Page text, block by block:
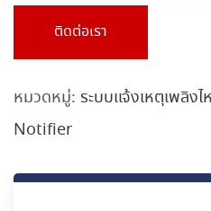
ติดต่อเรา
หมวดหมู่: ระบบแจ้งเหตุเพลิง
Notifier